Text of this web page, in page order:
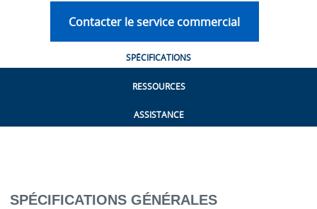
Contacter le service commercial
SPÉCIFICATIONS
RESSOURCES
ASSISTANCE
SPÉCIFICATIONS GÉNÉRALES